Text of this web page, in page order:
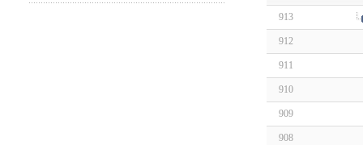
913
912
911
910
909
908